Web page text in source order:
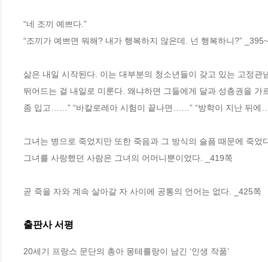
“네 조끼 예쁘다.”
“조끼가 예쁘면 뭐해? 내가 행복하지 않은데. 넌 행복하니?”
삶은 내일 시작된다. 이는 대부분의 청소년들이 갖고 있는 고정
뛰어드는 걸 내일로 미룬다. 왜냐하면 그들에게 달과 성층권을
좀 입고……” “바칼로레아 시험이 끝나면……” “방학이 지난 뒤
그녀는 병으로 죽었지만 또한 죽음과 그 방식의 슬픔 때문에 죽
그녀를 사랑했던 사람은 그녀의 어머니뿐이었다. _419쪽
곧 죽을 자와 계속 살아갈 자 사이에 공통의 언어는 없다. _425쪽
출판사 서평
20세기 프랑스 문단의 총아 몽테를랑이 남긴 ‘인생 작품’